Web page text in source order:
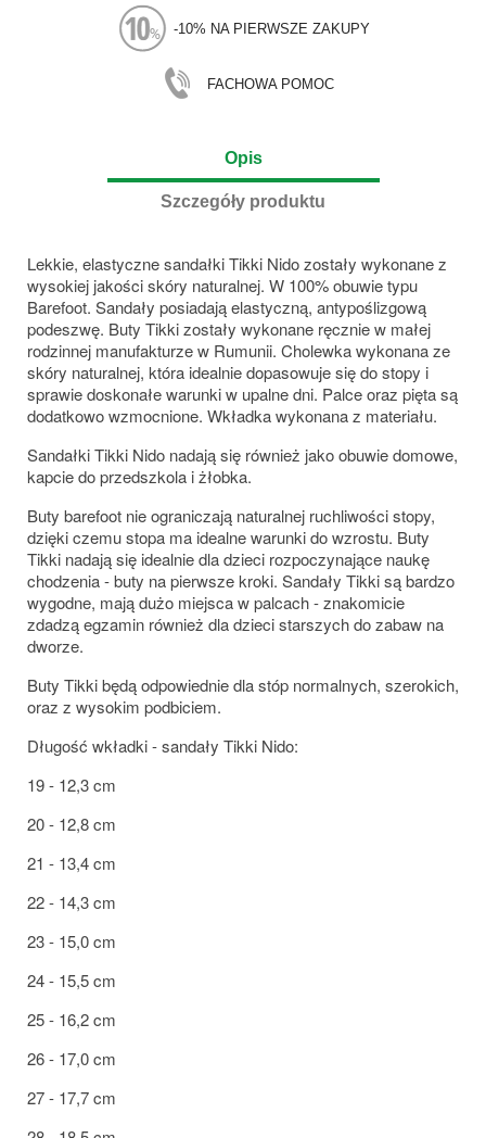
-10% NA PIERWSZE ZAKUPY
FACHOWA POMOC
Opis
Szczegóły produktu
Lekkie, elastyczne sandałki Tikki Nido zostały wykonane z
wysokiej jakości skóry naturalnej. W 100% obuwie typu
Barefoot. Sandały posiadają elastyczną, antypoślizgową
podeszwę. Buty Tikki zostały wykonane ręcznie w małej
rodzinnej manufakturze w Rumunii. Cholewka wykonana ze
skóry naturalnej, która idealnie dopasowuje się do stopy i
sprawie doskonałe warunki w upalne dni. Palce oraz pięta są
dodatkowo wzmocnione. Wkładka wykonana z materiału.
Sandałki Tikki Nido nadają się również jako obuwie domowe,
kapcie do przedszkola i żłobka.
Buty barefoot nie ograniczają naturalnej ruchliwości stopy,
dzięki czemu stopa ma idealne warunki do wzrostu. Buty
Tikki nadają się idealnie dla dzieci rozpoczynające naukę
chodzenia - buty na pierwsze kroki. Sandały Tikki są bardzo
wygodne, mają dużo miejsca w palcach - znakomicie
zdadzą egzamin również dla dzieci starszych do zabaw na
dworze.
Buty Tikki będą odpowiednie dla stóp normalnych, szerokich,
oraz z wysokim podbiciem.
Długość wkładki - sandały Tikki Nido:
19 - 12,3 cm
20 - 12,8 cm
21 - 13,4 cm
22 - 14,3 cm
23 - 15,0 cm
24 - 15,5 cm
25 - 16,2 cm
26 - 17,0 cm
27 - 17,7 cm